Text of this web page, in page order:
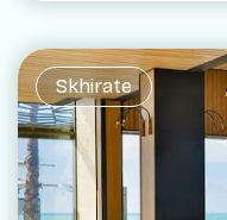
Skhirate